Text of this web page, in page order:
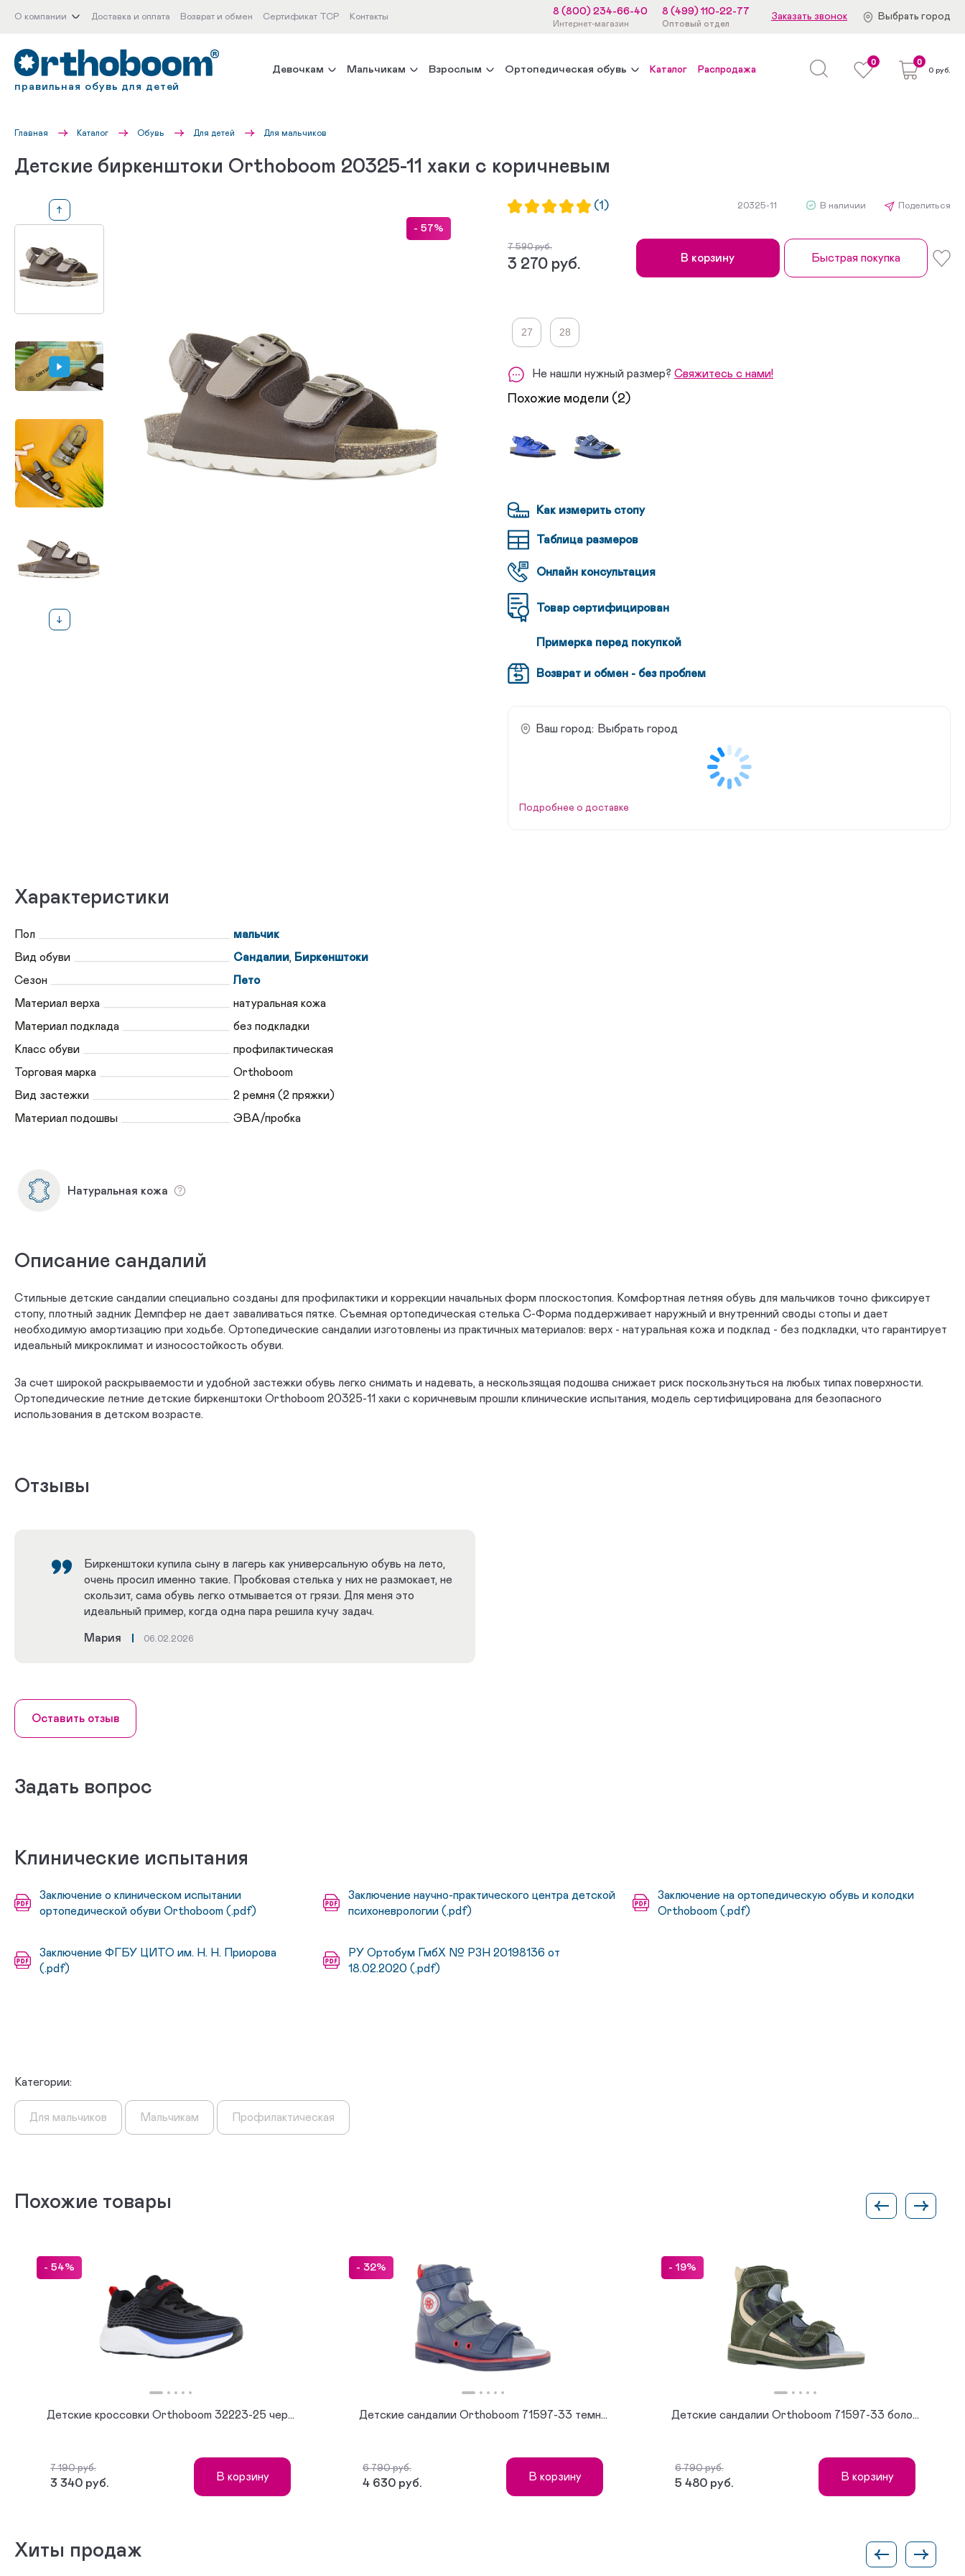
О компании Доставка и оплата Возврат и обмен Сертификат ТСР Контакты
8 (800) 234-66-40
Интернет-магазин
8 (499) 110-22-77
Оптовый отдел
Заказать звонок Выбрать город
правильная обувь для детей
Девочкам Мальчикам Взрослым Ортопедическая обувь Каталог Распродажа
0 0
0 руб.
Главная Каталог Обувь Для детей Для мальчиков
Детские биркенштоки Orthoboom 20325-11 хаки с коричневым
- 57%
(1) 20325-11 В наличии Поделиться
7 590 руб.
3 270 руб. В корзину Быстрая покупка
27 28
Не нашли нужный размер? Свяжитесь с нами!
Похожие модели (2)
Как измерить стопу
Таблица размеров
Онлайн консультация
Товар сертифицирован
Примерка перед покупкой
Возврат и обмен - без проблем
Ваш город: Выбрать город
Подробнее о доставке
Характеристики
Пол
мальчик
Вид обуви
Сандалии, Биркенштоки
Сезон
Лето
Материал верха
натуральная кожа
Материал подклада
без подкладки
Класс обуви
профилактическая
Торговая марка
Orthoboom
Вид застежки
2 ремня (2 пряжки)
Материал подошвы
ЭВА/пробка
Натуральная кожа
Описание сандалий
Стильные детские сандалии специально созданы для профилактики и коррекции начальных форм плоскостопия. Комфортная летняя обувь для мальчиков точно фиксирует
стопу, плотный задник Демпфер не дает заваливаться пятке. Съемная ортопедическая стелька С-Форма поддерживает наружный и внутренний своды стопы и дает
необходимую амортизацию при ходьбе. Ортопедические сандалии изготовлены из практичных материалов: верх - натуральная кожа и подклад - без подкладки, что гарантирует
идеальный микроклимат и износостойкость обуви.
За счет широкой раскрываемости и удобной застежки обувь легко снимать и надевать, а нескользящая подошва снижает риск поскользнуться на любых типах поверхности.
Ортопедические летние детские биркенштоки Orthoboom 20325-11 хаки с коричневым прошли клинические испытания, модель сертифицирована для безопасного
использования в детском возрасте.
Отзывы
Биркенштоки купила сыну в лагерь как универсальную обувь на лето,
очень просил именно такие. Пробковая стелька у них не размокает, не
скользит, сама обувь легко отмывается от грязи. Для меня это
идеальный пример, когда одна пара решила кучу задач.
Мария 06.02.2026
Оставить отзыв
Задать вопрос
Клинические испытания
Заключение о клиническом испытании
ортопедической обуви Orthoboom (.pdf)
Заключение научно-практического центра детской
психоневрологии (.pdf)
Заключение на ортопедическую обувь и колодки
Orthoboom (.pdf)
Заключение ФГБУ ЦИТО им. Н. Н. Приорова
(.pdf)
РУ Ортобум ГмбХ № РЗН 20198136 от
18.02.2020 (.pdf)
Категории:
Для мальчиков Мальчикам Профилактическая
Похожие товары
- 54%
Детские кроссовки Orthoboom 32223-25 чер...
7 190 руб.
3 340 руб.
В корзину
- 32%
Детские сандалии Orthoboom 71597-33 темн...
6 790 руб.
4 630 руб.
В корзину
- 19%
Детские сандалии Orthoboom 71597-33 боло...
6 790 руб.
5 480 руб.
В корзину
Хиты продаж